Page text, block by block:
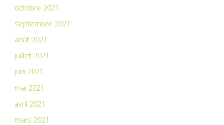
octobre 2021
septembre 2021
août 2021
juillet 2021
juin 2021
mai 2021
avril 2021
mars 2021